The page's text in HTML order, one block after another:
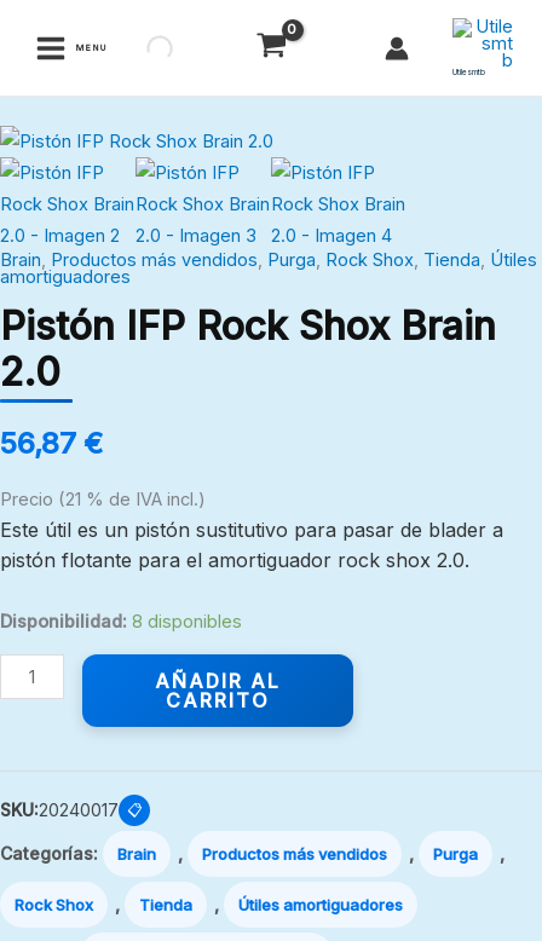
MENU
Utilesmtb
Brain, Productos más vendidos, Purga, Rock Shox, Tienda, Útiles
amortiguadores
Pistón IFP Rock Shox Brain
2.0
56,87 €
Precio (21 % de IVA incl.)
Este útil es un pistón sustitutivo para pasar de blader a
pistón flotante para el amortiguador rock shox 2.0.
Disponibilidad: 8 disponibles
Pistón
IFP
Rock
Shox
Brain
cantidad
AÑADIR AL
CARRITO
SKU:20240017 📋
Categorías: Brain , Productos más vendidos , Purga ,
Rock Shox , Tienda , Útiles amortiguadores